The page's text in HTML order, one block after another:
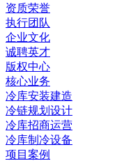
资质荣誉
执行团队
企业文化
诚聘英才
版权中心
核心业务
冷库安装建造
冷链规划设计
冷库招商运营
冷库制冷设备
项目案例